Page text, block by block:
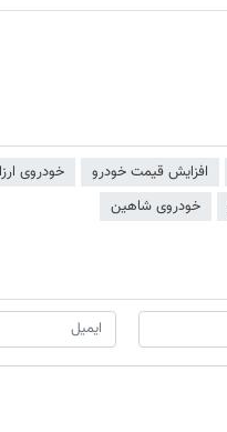
افزایش قیمت خودرو خودروی
خودروی شاهین